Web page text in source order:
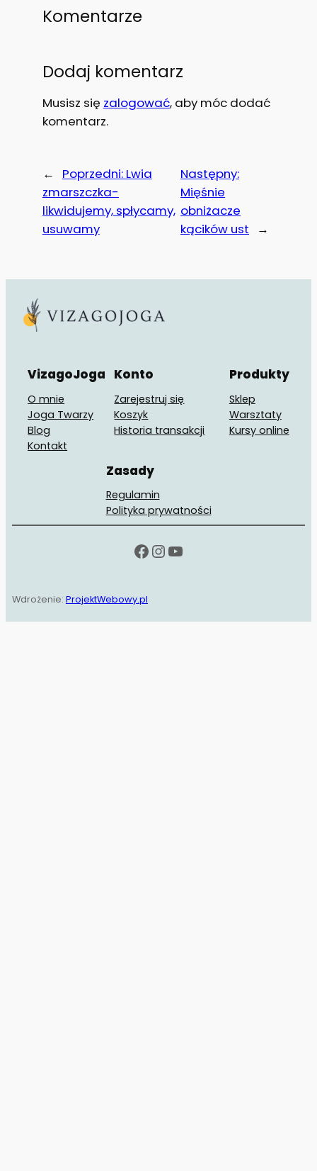
Komentarze
Dodaj komentarz
Musisz się zalogować, aby móc dodać
komentarz.
← Poprzedni: Lwia
zmarszczka-
likwidujemy, spłycamy,
usuwamy
Następny:
Mięśnie
obniżacze
kącików ust
→
VizagoJoga
O mnie
Joga Twarzy
Blog
Kontakt
Konto
Zarejestruj się
Koszyk
Historia transakcji
Produkty
Sklep
Warsztaty
Kursy online
Zasady
Regulamin
Polityka prywatności
Facebook
Instagram
YouTube
Wdrożenie: ProjektWebowy.pl